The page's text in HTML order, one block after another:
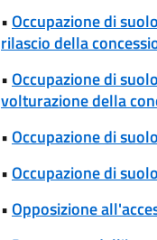
•Occupazione di
rilascio della
•Occupazione di
volturazione della
•Occupazione di
•Occupazione di
•Opposizione